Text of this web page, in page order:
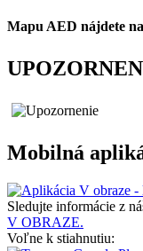
Mapu AED nájdete na
Mobilná
Sledujte informácie z
V OBRAZE.
Voľne k stiahnutiu: